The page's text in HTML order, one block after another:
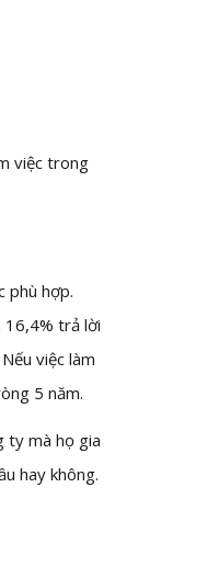
việc trong
phù hợp.
16,4% trả lời
việc làm
5 năm.
ty mà họ gia
hay không.